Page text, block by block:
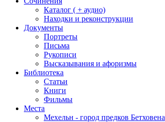
Каталог ( + аудио)
Находки и реконструкции
Документы
Портреты
Письма
Рукописи
Высказывания и афоризмы
Библиотека
Статьи
Книги
Фильмы
Места
Мехельн - город предков Бетховена